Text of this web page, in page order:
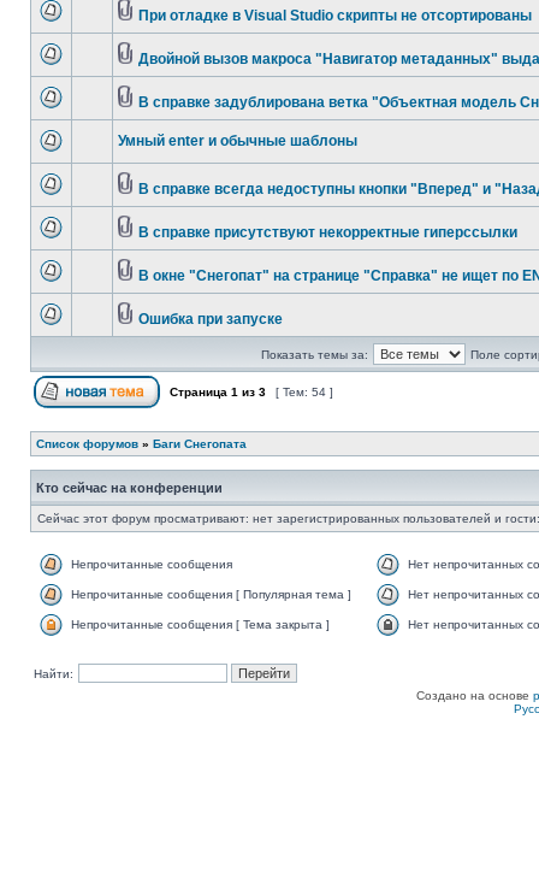
При отладке в Visual Studio скрипты не отсортированы
Двойной вызов макроса "Навигатор метаданных"
В справке задублирована ветка "Объектная модель
Умный enter и обычные шаблоны
В справке всегда недоступны кнопки "Вперед" и
В справке присутствуют некорректные гиперссылки
В окне "Снегопат" на странице "Справка" не ищет по
Ошибка при запуске
Показать темы за: Поле
Страница 1 из 3 [ Тем: 54 ]
Список форумов » Баги Снегопата
Кто сейчас на конференции
Сейчас этот форум просматривают: нет зарегистрированных пользователей и
Непрочитанные сообщения Нет непрочитанных
Непрочитанные сообщения [ Популярная тема ] Нет непрочитанных
Непрочитанные сообщения [ Тема закрыта ] Нет непрочитанных
Найти:
Создано на основе